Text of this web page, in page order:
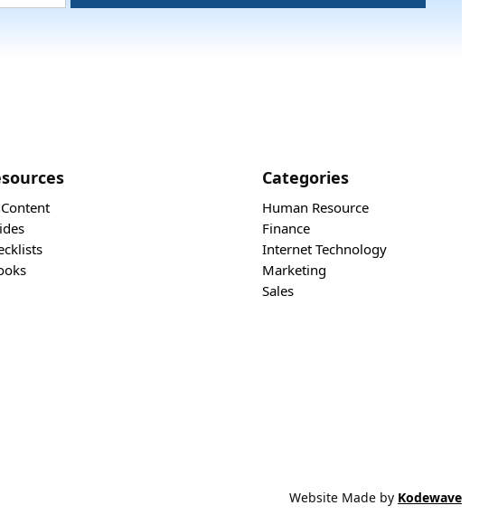
Categories
Human Resource
Finance
Internet Technology
Marketing
Sales
Website Made by Kodewave